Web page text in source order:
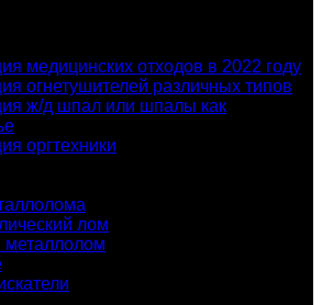
медицинских отходов в 2022 году
огнетушителей различных типов
ж/д шпал или шпалы как
оргтехники
лом